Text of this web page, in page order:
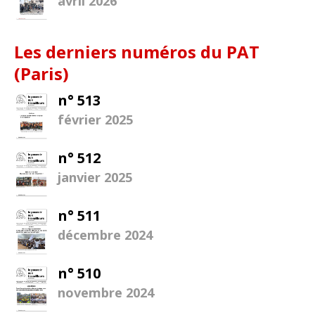
Les derniers numéros du PAT
(Paris)
n° 513
février 2025
n° 512
janvier 2025
n° 511
décembre 2024
n° 510
novembre 2024